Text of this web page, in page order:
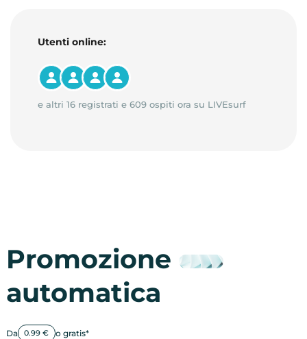
Utenti online:
e altri 16 registrati e 609 ospiti ora su LIVEsurf
Promozione
automatica
Da 0.99 € o gratis*